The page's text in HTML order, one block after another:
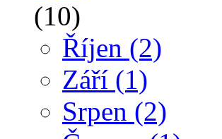
(10)
Říjen (2)
Září (1)
Srpen (2)